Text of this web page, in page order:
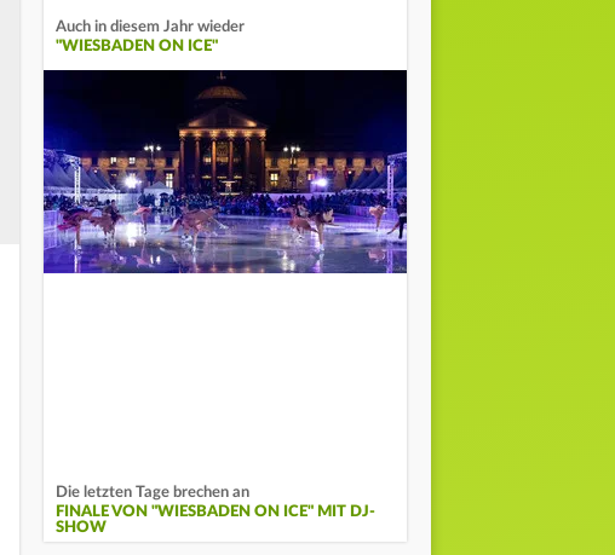
Auch in diesem Jahr wieder
"WIESBADEN ON ICE"
Die letzten Tage brechen an
FINALE VON "WIESBADEN ON ICE" MIT DJ-
SHOW